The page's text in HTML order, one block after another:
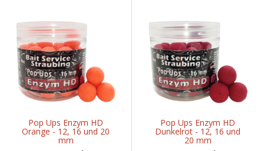
Pop Ups Enzym HD
Orange - 12, 16 und 20
mm
Pop Ups Enzym HD
Dunkelrot - 12, 16 und
20 mm